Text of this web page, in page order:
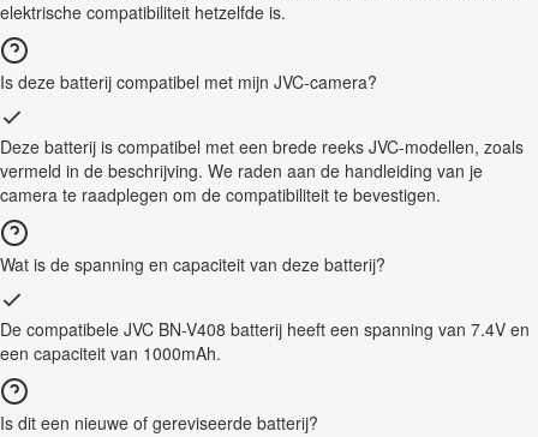
elektrische compatibiliteit hetzelfde is.
Is deze batterij compatibel met mijn JVC-camera?
Deze batterij is compatibel met een brede reeks JVC-modellen, zoals
vermeld in de beschrijving. We raden aan de handleiding van je
camera te raadplegen om de compatibiliteit te bevestigen.
Wat is de spanning en capaciteit van deze batterij?
De compatibele JVC BN-V408 batterij heeft een spanning van 7.4V en
een capaciteit van 1000mAh.
Is dit een nieuwe of gereviseerde batterij?